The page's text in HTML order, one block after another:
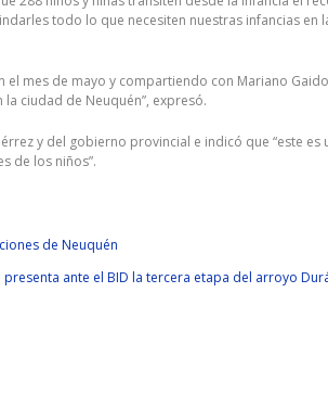
todo lo que necesiten nuestras infancias en
el mes de mayo y compartiendo con Mariano
ciudad de Neuquén”, expresó.
y del gobierno provincial e indicó que “este es
de los niños”.
de Neuquén
presenta ante el BID la tercera etapa del arroyo